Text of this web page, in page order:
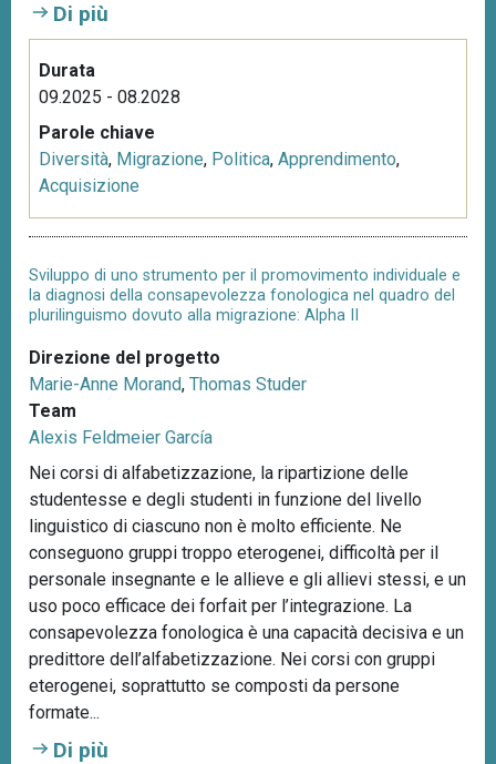
Di più
Durata
09.2025 - 08.2028
Parole chiave
Diversità, Migrazione, Politica, Apprendimento,
Acquisizione
Sviluppo di uno strumento per il promovimento individuale e
la diagnosi della consapevolezza fonologica nel quadro del
plurilinguismo dovuto alla migrazione: Alpha II
Direzione del progetto
Marie-Anne Morand, Thomas Studer
Team
Alexis Feldmeier García
Nei corsi di alfabetizzazione, la ripartizione delle
studentesse e degli studenti in funzione del livello
linguistico di ciascuno non è molto efficiente. Ne
conseguono gruppi troppo eterogenei, difficoltà per il
personale insegnante e le allieve e gli allievi stessi, e un
uso poco efficace dei forfait per l’integrazione. La
consapevolezza fonologica è una capacità decisiva e un
predittore dell’alfabetizzazione. Nei corsi con gruppi
eterogenei, soprattutto se composti da persone
formate...
Di più